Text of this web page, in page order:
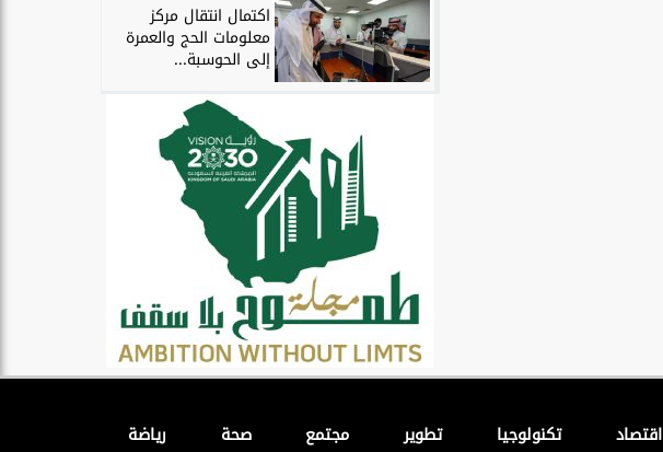
اكتمال انتقال مركز
معلومات الحج والعمرة
إلى الحوسبة...
اقتصاد تكنولوجيا تطوير مجتمع صحة
رياضة